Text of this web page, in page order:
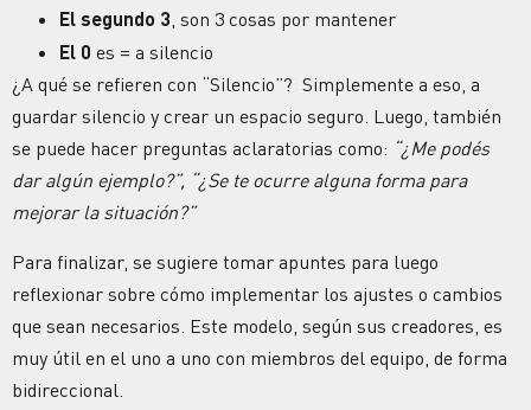
El segundo 3, son 3 cosas por mantener
El 0 es = a silencio
¿A qué se refieren con “Silencio”? Simplemente a eso, a
guardar silencio y crear un espacio seguro. Luego, también
se puede hacer preguntas aclaratorias como: “¿Me podés
dar algún ejemplo?”, “¿Se te ocurre alguna forma para
mejorar la situación?”
Para finalizar, se sugiere tomar apuntes para luego
reflexionar sobre cómo implementar los ajustes o cambios
que sean necesarios. Este modelo, según sus creadores, es
muy útil en el uno a uno con miembros del equipo, de forma
bidireccional.